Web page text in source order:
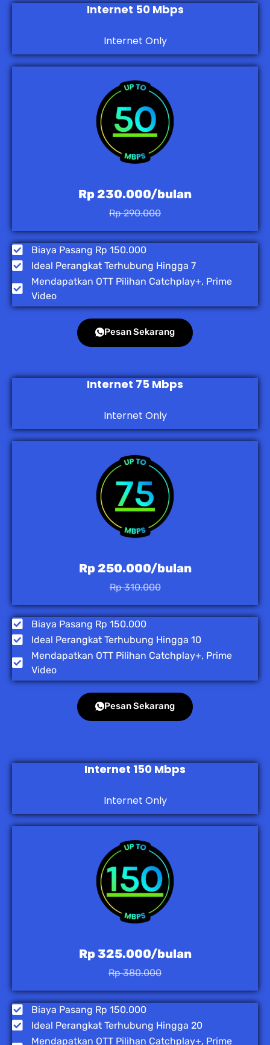
Internet 50 Mbps
Internet Only
Rp 230.000/bulan
Rp 290.000
Biaya Pasang Rp 150.000
Ideal Perangkat Terhubung Hingga 7
Mendapatkan OTT Pilihan Catchplay+, Prime
Video
Pesan Sekarang
Internet 75 Mbps
Internet Only
Rp 250.000/bulan
Rp 310.000
Biaya Pasang Rp 150.000
Ideal Perangkat Terhubung Hingga 10
Mendapatkan OTT Pilihan Catchplay+, Prime
Video
Pesan Sekarang
Internet 150 Mbps
Internet Only
Rp 325.000/bulan
Rp 380.000
Biaya Pasang Rp 150.000
Ideal Perangkat Terhubung Hingga 20
Mendapatkan OTT Pilihan Catchplay+, Prime